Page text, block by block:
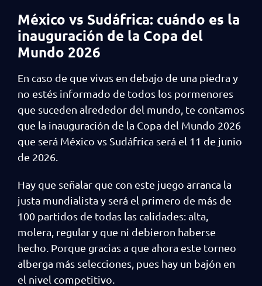
México vs Sudáfrica: cuándo es la
inauguración de la Copa del
Mundo 2026
En caso de que vivas en debajo de una piedra y
no estés informado de todos los pormenores
que suceden alrededor del mundo, te contamos
que la inauguración de la Copa del Mundo 2026
que será México vs Sudáfrica será el 11 de junio
de 2026.
Hay que señalar que con este juego arranca la
justa mundialista y será el primero de más de
100 partidos de todas las calidades: alta,
molera, regular y que ni debieron haberse
hecho. Porque gracias a que ahora este torneo
alberga más selecciones, pues hay un bajón en
el nivel competitivo.